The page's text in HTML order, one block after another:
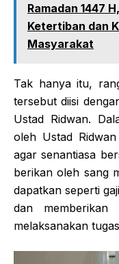
Ramadan 1447
Ketertiban dan
Masyarakat
Tak hanya itu,
tersebut diisi
Ustad Ridwan.
oleh Ustad
agar senantiasa
berikan oleh sang
dapatkan seperti
dan
melaksanakan